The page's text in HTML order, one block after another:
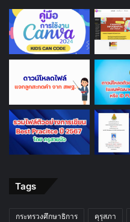
Tags
กระทรวงศึกษาธิการ คุรุสภา